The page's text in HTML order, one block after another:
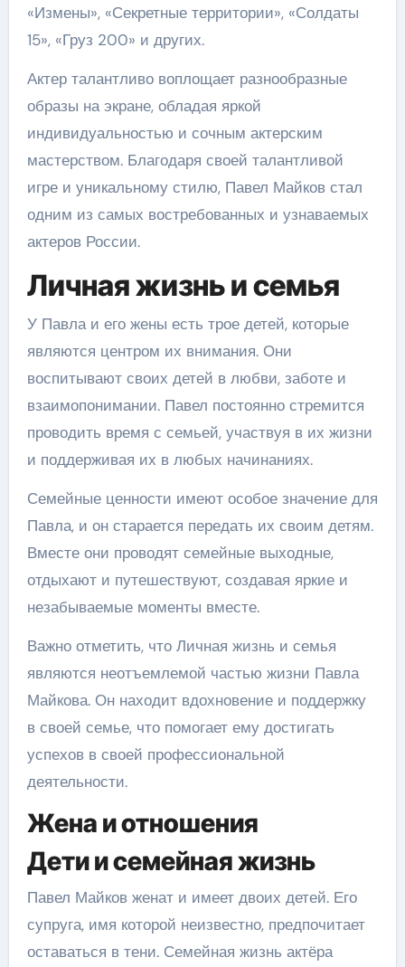
«Измены», «Секретные территории», «Солдаты
15», «Груз 200» и других.
Актер талантливо воплощает разнообразные
образы на экране, обладая яркой
индивидуальностью и сочным актерским
мастерством. Благодаря своей талантливой
игре и уникальному стилю, Павел Майков стал
одним из самых востребованных и узнаваемых
актеров России.
Личная жизнь и семья
У Павла и его жены есть трое детей, которые
являются центром их внимания. Они
воспитывают своих детей в любви, заботе и
взаимопонимании. Павел постоянно стремится
проводить время с семьей, участвуя в их жизни
и поддерживая их в любых начинаниях.
Семейные ценности имеют особое значение для
Павла, и он старается передать их своим детям.
Вместе они проводят семейные выходные,
отдыхают и путешествуют, создавая яркие и
незабываемые моменты вместе.
Важно отметить, что Личная жизнь и семья
являются неотъемлемой частью жизни Павла
Майкова. Он находит вдохновение и поддержку
в своей семье, что помогает ему достигать
успехов в своей профессиональной
деятельности.
Жена и отношения
Дети и семейная жизнь
Павел Майков женат и имеет двоих детей. Его
супруга, имя которой неизвестно, предпочитает
оставаться в тени. Семейная жизнь актёра